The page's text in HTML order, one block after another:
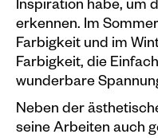
Inspiration habe, um
erkennen. Im
Farbigkeit und im
Farbigkeit, die
wunderbare
Neben der
seine Arbeiten auch